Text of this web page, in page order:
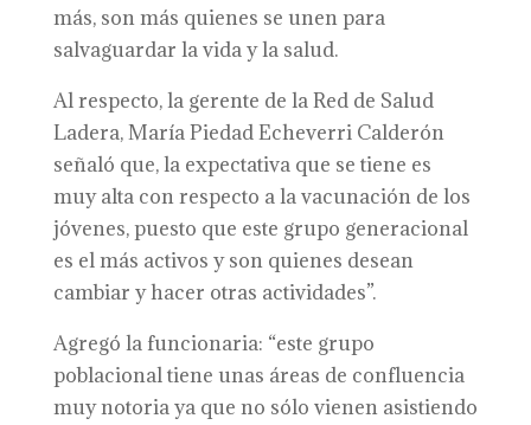
más, son más quienes se unen para
salvaguardar la vida y la salud.
Al respecto, la gerente de la Red de Salud
Ladera, María Piedad Echeverri Calderón
señaló que, la expectativa que se tiene es
muy alta con respecto a la vacunación de los
jóvenes, puesto que este grupo generacional
es el más activos y son quienes desean
cambiar y hacer otras actividades”.
Agregó la funcionaria: “este grupo
poblacional tiene unas áreas de confluencia
muy notoria ya que no sólo vienen asistiendo